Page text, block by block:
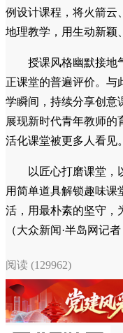
例设计课程，将火箭云
地理教学，用生动新颖
授课风格幽默接地
正课堂的普遍评价。与
学瞬间，持续分享创意
展现新时代青年教师的
活化课堂被更多人看见。
以匠心打磨课堂，
用简单道具解锁趣味课
活，用最朴素的坚守，
（大众新闻·半岛网记
阅读 (129962)